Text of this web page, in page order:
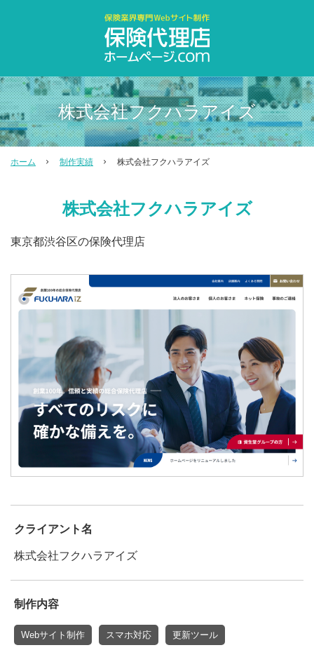
株式会社フクハラアイズ
ホーム 制作実績 株式会社フクハラアイズ
株式会社フクハラアイズ
東京都渋谷区の保険代理店
クライアント名
株式会社フクハラアイズ
制作内容
Webサイト制作 スマホ対応 更新ツール